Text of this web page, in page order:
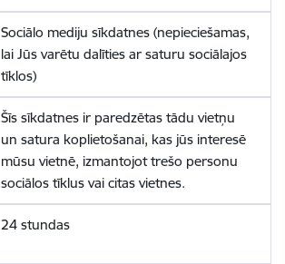
Sociālo mediju sīkdatnes (nepieciešamas,
lai Jūs varētu dalīties ar saturu sociālajos
tīklos)
Šīs sīkdatnes ir paredzētas tādu vietņu
un satura koplietošanai, kas jūs interesē
mūsu vietnē, izmantojot trešo personu
sociālos tīklus vai citas vietnes.
24 stundas